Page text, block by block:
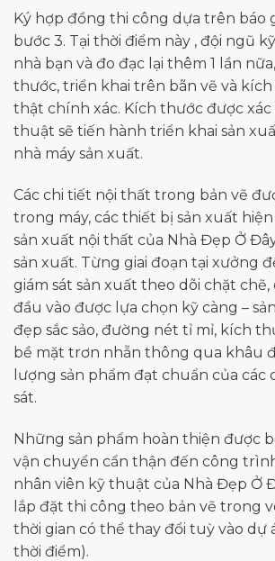
Ký hợp đồng thi công dựa trên báo
bước 3. Tại thời điểm này , đội ngũ
nhà bạn và đo đạc lại thêm 1 lần
thước, triển khai trên bãn vẽ và
thật chính xác. Kích thước được xác
thuật sẽ tiến hành triển khai sản
nhà máy sản xuất.
Các chi tiết nội thất trong bản vẽ
trong máy, các thiết bị sản xuất
sản xuất nội thất của Nhà Đẹp Ở
sản xuất. Từng giai đoạn tại xưởng
giám sát sản xuất theo dõi chặt
đầu vào được lựa chọn kỹ càng –
đẹp sắc sảo, đường nét tỉ mỉ, kích
bề mặt trơn nhẵn thông qua khâu
lượng sản phẩm đạt chuẩn của các
sát.
Những sản phẩm hoàn thiện được
vận chuyển cẩn thận đến công
nhân viên kỹ thuật của Nhà Đẹp Ở
lắp đặt thi công theo bản vẽ trong
thời gian có thể thay đổi tuỳ vào dự
thời điểm).